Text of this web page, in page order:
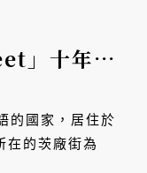
」十年有
想傳遞大
的國家，居住於
在的茨廠街為